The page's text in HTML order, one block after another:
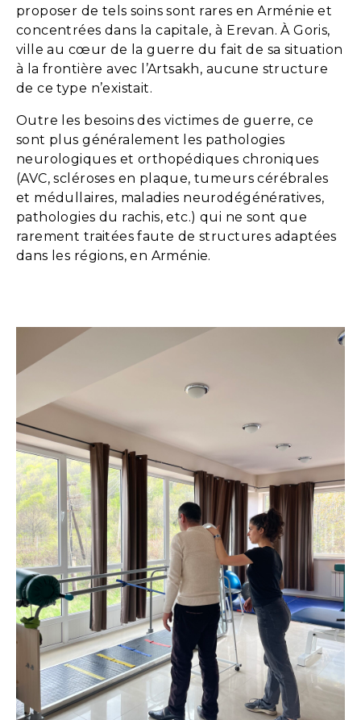
proposer de tels soins sont rares en Arménie et
concentrées dans la capitale, à Erevan. À Goris,
ville au cœur de la guerre du fait de sa situation
à la frontière avec l’Artsakh, aucune structure
de ce type n’existait.
Outre les besoins des victimes de guerre, ce
sont plus généralement les pathologies
neurologiques et orthopédiques chroniques
(AVC, scléroses en plaque, tumeurs cérébrales
et médullaires, maladies neurodégénératives,
pathologies du rachis, etc.) qui ne sont que
rarement traitées faute de structures adaptées
dans les régions, en Arménie.